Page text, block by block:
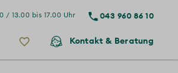
043 960 86 10
/ 13.00 bis 17.00 Uhr
Kontakt & Beratung